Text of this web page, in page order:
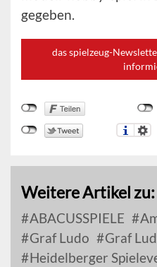
gegeben.
das spielzeug-
Weitere Artikel zu:
ABACUSSPIELE
Graf Ludo
Graf
Heidelberger